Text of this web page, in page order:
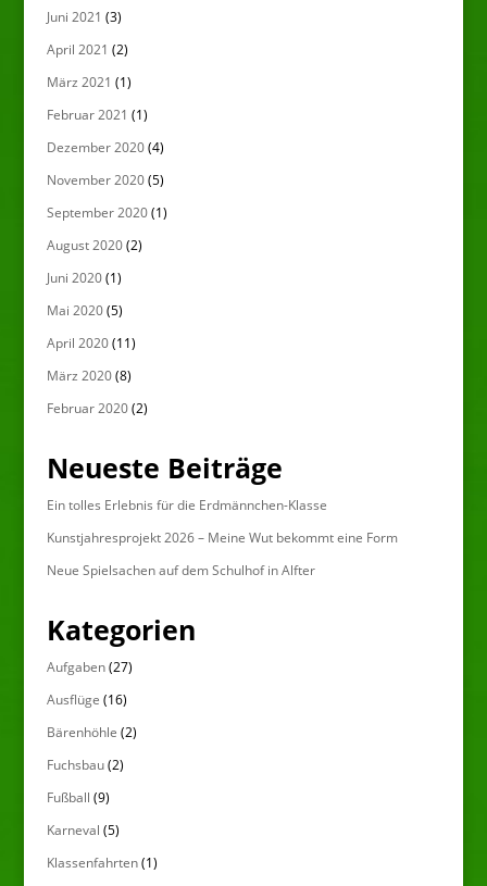
Juni 2021 (3)
April 2021 (2)
März 2021 (1)
Februar 2021 (1)
Dezember 2020(4)
November 2020(5)
September 2020(1)
August 2020(2)
Juni 2020(1)
Mai 2020(5)
April 2020(11)
März 2020(8)
Februar 2020(2)
Neueste Beiträge
Ein tolles Erlebnis für die Erdmännchen-Klasse
Kunstjahresprojekt 2026 – Meine Wut bekommt eine Form
Neue Spielsachen auf dem Schulhof in Alfter
Kategorien
Aufgaben(27)
Ausflüge (16)
Bärenhöhle (2)
Fuchsbau(2)
Fußball (9)
Karneval (5)
Klassenfahrten(1)